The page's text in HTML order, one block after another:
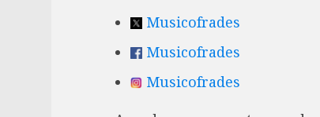
Musicofrades
Musicofrades
Musicofrades